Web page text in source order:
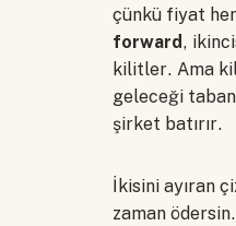
çünkü fiyat
forward,
kilitler. Ama
geleceği
şirket batırır.
İkisini ayıran
zaman